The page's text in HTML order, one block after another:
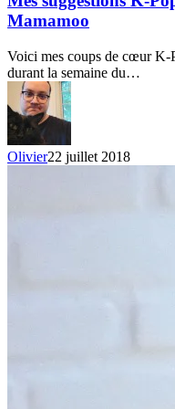
Pop
du
au
21
juillet
2018
–
Mamamoo
Mamamoo
Voici mes coups de cœur K-
durant la semaine du…
Olivier22 juillet 2018